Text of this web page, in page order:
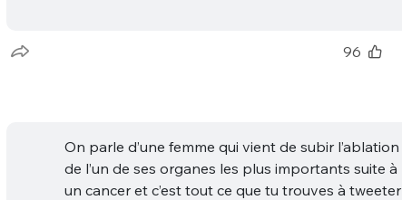
96
On parle d’une femme qui vient de subir l’ablation
de l’un de ses organes les plus importants suite à
un cancer et c’est tout ce que tu trouves à tweeter